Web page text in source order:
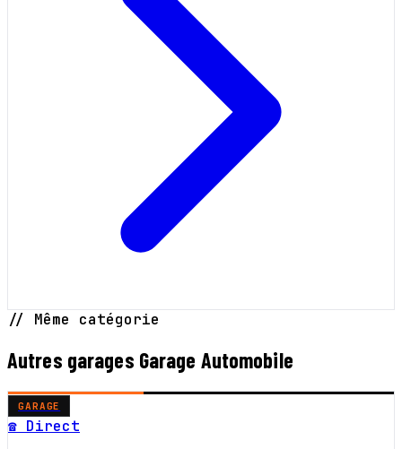
// Même catégorie
Autres garages Garage Automobile
GARAGE
☎ Direct